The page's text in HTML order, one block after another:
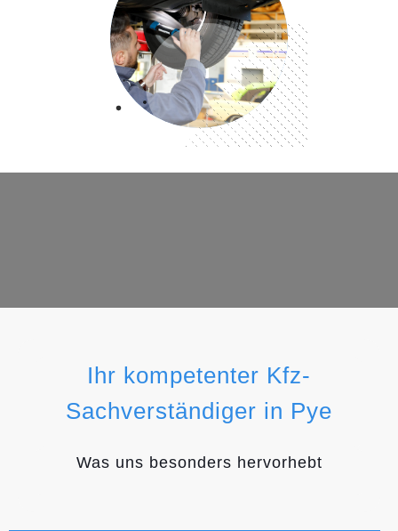
Ihr kompetenter Kfz-
Sachverständiger in Pye
Was uns besonders hervorhebt